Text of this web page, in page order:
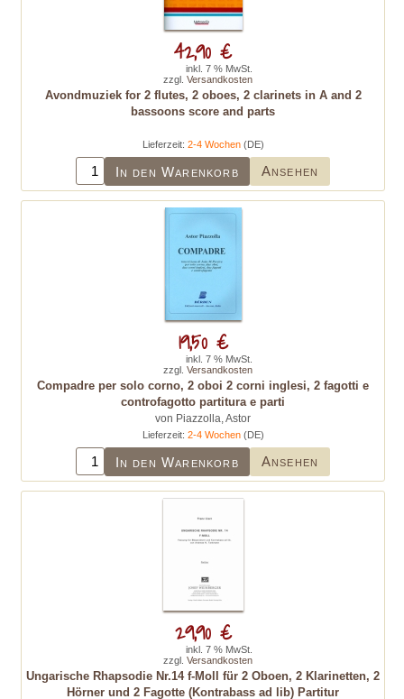
Avondmuziek for 2 flutes, 2 oboes, 2 clarinets in A and 2
bassoons score and parts
Lieferzeit: 2-4 Wochen(DE)
In den Warenkorb Ansehen
42,90 €
inkl. 7 % MwSt.
zzgl. Versandkosten
Compadre per solo corno, 2 oboi 2 corni inglesi, 2 fagotti e
controfagotto partitura e parti
von Piazzolla, Astor
Lieferzeit: 2-4 Wochen(DE)
In den Warenkorb Ansehen
19,50 €
inkl. 7 % MwSt.
zzgl. Versandkosten
Ungarische Rhapsodie Nr.14 f-Moll für 2 Oboen, 2 Klarinetten, 2
Hörner und 2 Fagotte (Kontrabass ad lib) Partitur
29,90 €
inkl. 7 % MwSt.
zzgl. Versandkosten